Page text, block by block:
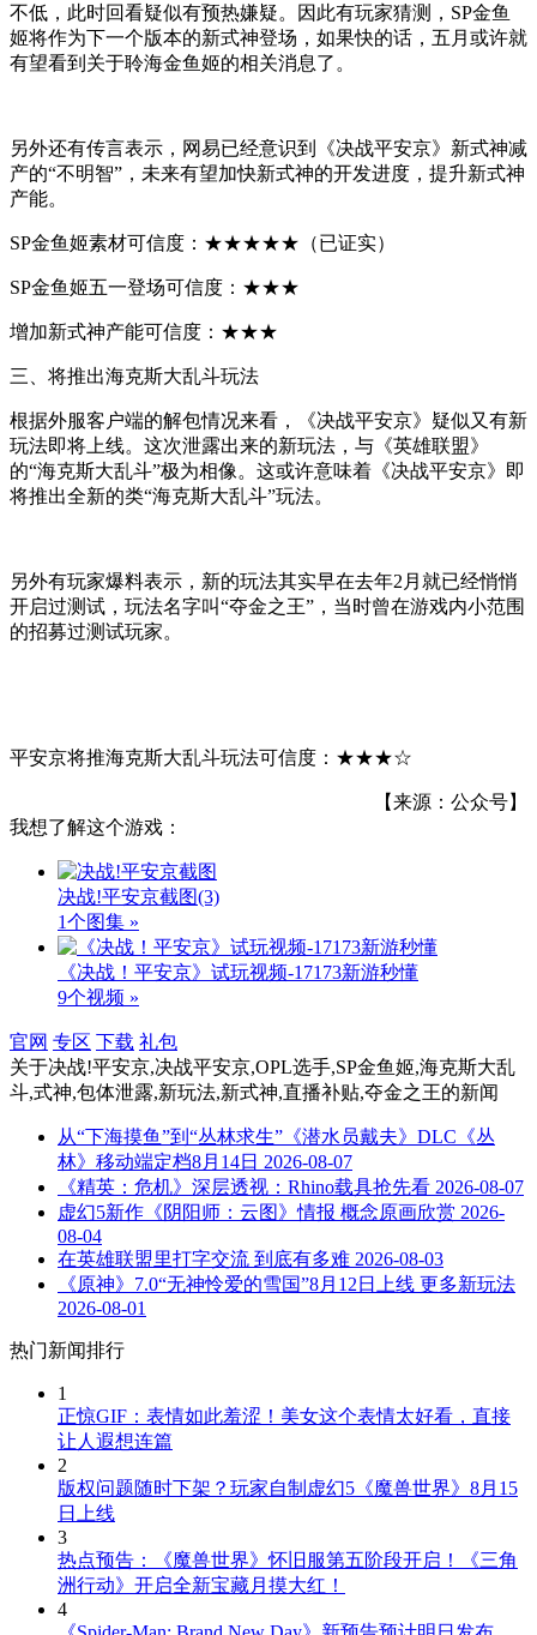
不低，此时回看疑似有预热嫌疑。因此有玩家猜测，SP金鱼
姬将作为下一个版本的新式神登场，如果快的话，五月或许就
有望看到关于聆海金鱼姬的相关消息了。
另外还有传言表示，网易已经意识到《决战平安京》新式神减
产的“不明智”，未来有望加快新式神的开发进度，提升新式神
产能。
SP金鱼姬素材可信度：★★★★★（已证实）
SP金鱼姬五一登场可信度：★★★
增加新式神产能可信度：★★★
三、将推出海克斯大乱斗玩法
根据外服客户端的解包情况来看，《决战平安京》疑似又有新
玩法即将上线。这次泄露出来的新玩法，与《英雄联盟》
的“海克斯大乱斗”极为相像。这或许意味着《决战平安京》即
将推出全新的类“海克斯大乱斗”玩法。
另外有玩家爆料表示，新的玩法其实早在去年2月就已经悄悄
开启过测试，玩法名字叫“夺金之王”，当时曾在游戏内小范围
的招募过测试玩家。
平安京将推海克斯大乱斗玩法可信度：★★★☆
【来源：公众号】
我想了解这个游戏：
决战!平安京截图(3)
1个图集 »
《决战！平安京》试玩视频-17173新游秒懂
9个视频 »
官网 专区 下载 礼包
关于决战!平安京,决战平安京,OPL选手,SP金鱼姬,海克斯大乱
斗,式神,包体泄露,新玩法,新式神,直播补贴,夺金之王的新闻
从“下海摸鱼”到“丛林求生”《潜水员戴夫》DLC《丛
林》移动端定档8月14日 2026-08-07
《精英：危机》深层透视：Rhino载具抢先看 2026-08-07
虚幻5新作《阴阳师：云图》情报 概念原画欣赏 2026-
08-04
在英雄联盟里打字交流 到底有多难 2026-08-03
《原神》7.0“无神怜爱的雪国”8月12日上线 更多新玩法
2026-08-01
热门新闻排行
1
正惊GIF：表情如此羞涩！美女这个表情太好看，直接
让人遐想连篇
2
版权问题随时下架？玩家自制虚幻5《魔兽世界》8月15
日上线
3
热点预告：《魔兽世界》怀旧服第五阶段开启！《三角
洲行动》开启全新宝藏月摸大红！
4